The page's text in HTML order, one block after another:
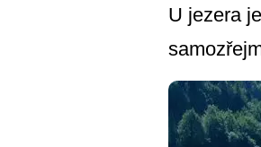
U jezera